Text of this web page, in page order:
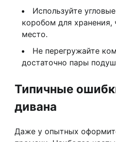
Используйте
коробом для хранения,
место.
Не перегружайте
достаточно пары
Типичные
дивана
Даже у опытных